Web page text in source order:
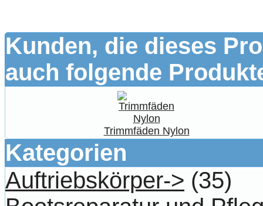
Kunden, die dieses
auch folgende
Trimmfäden Nylon
Kategorien
Auftriebskörper-> (35)